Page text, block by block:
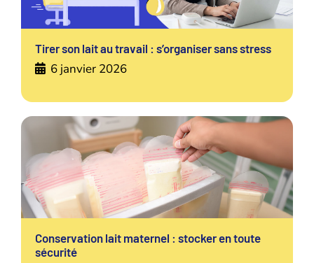
Tirer son lait au travail : s’organiser sans stress
6 janvier 2026
Conservation lait maternel : stocker en toute
sécurité